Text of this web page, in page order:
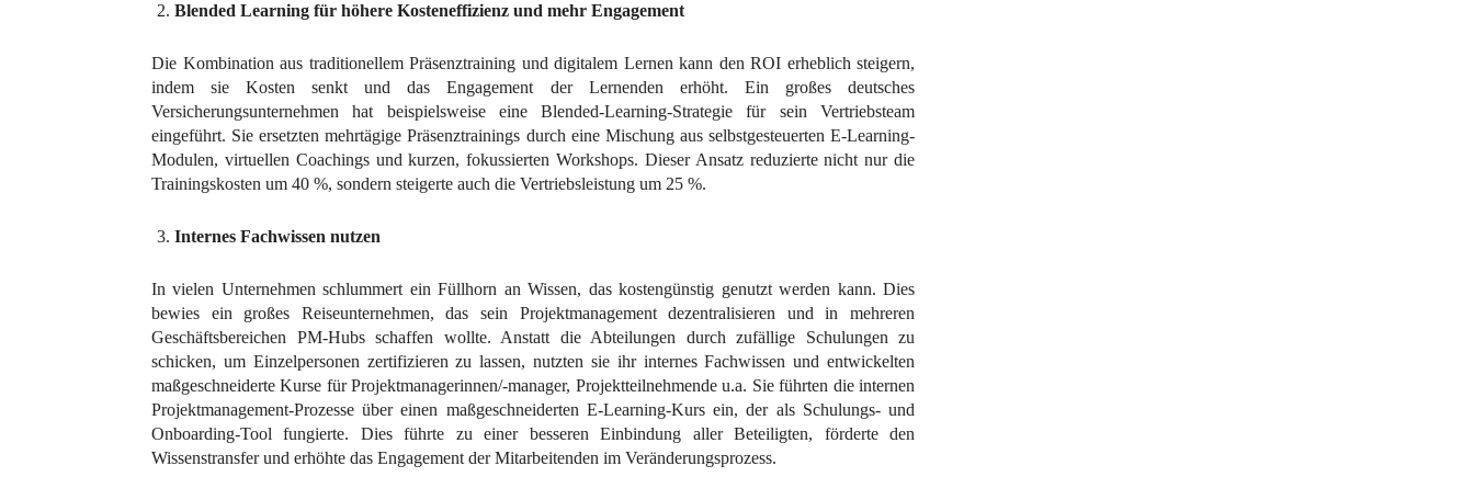
Blended Learning für höhere Kosteneffizienz und mehr Engagement
Die Kombination aus traditionellem Präsenztraining und digitalem Lernen kann den ROI erheblich steigern,
indem sie Kosten senkt und das Engagement der Lernenden erhöht. Ein großes deutsches
Versicherungsunternehmen hat beispielsweise eine Blended-Learning-Strategie für sein Vertriebsteam
eingeführt. Sie ersetzten mehrtägige Präsenztrainings durch eine Mischung aus selbstgesteuerten E-Learning-
Modulen, virtuellen Coachings und kurzen, fokussierten Workshops. Dieser Ansatz reduzierte nicht nur die
Trainingskosten um 40 %, sondern steigerte auch die Vertriebsleistung um 25 %.
Internes Fachwissen nutzen
In vielen Unternehmen schlummert ein Füllhorn an Wissen, das kostengünstig genutzt werden kann. Dies
bewies ein großes Reiseunternehmen, das sein Projektmanagement dezentralisieren und in mehreren
Geschäftsbereichen PM-Hubs schaffen wollte. Anstatt die Abteilungen durch zufällige Schulungen zu
schicken, um Einzelpersonen zertifizieren zu lassen, nutzten sie ihr internes Fachwissen und entwickelten
maßgeschneiderte Kurse für Projektmanagerinnen/-manager, Projektteilnehmende u.a. Sie führten die internen
Projektmanagement-Prozesse über einen maßgeschneiderten E-Learning-Kurs ein, der als Schulungs- und
Onboarding-Tool fungierte. Dies führte zu einer besseren Einbindung aller Beteiligten, förderte den
Wissenstransfer und erhöhte das Engagement der Mitarbeitenden im Veränderungsprozess.